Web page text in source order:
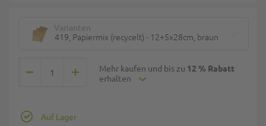
Varianten
419, Papiermix (recycelt) - 12+5x28cm, braun
Mehr kaufen und bis zu 12 % Rabatt
erhalten
Auf Lager